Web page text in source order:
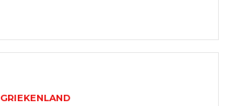
GRIEKENLAND